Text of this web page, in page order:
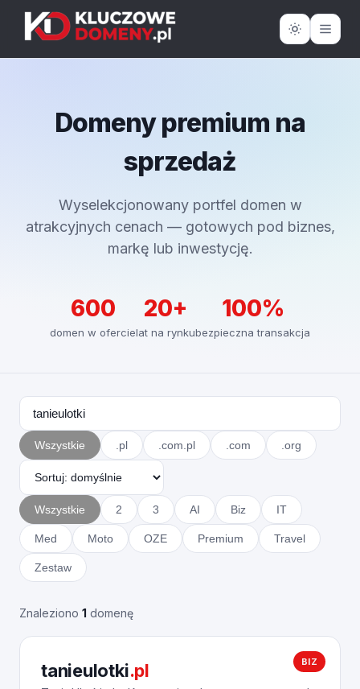
Domeny premium na
sprzedaż
Wyselekcjonowany portfel domen w
atrakcyjnych cenach — gotowych pod biznes,
markę lub inwestycję.
600
domen w ofercie
20+
lat na rynku
100%
bezpieczna transakcja
Wszystkie .pl .com.pl .com .org
Wszystkie 2 3 AI Biz IT
Med Moto OZE Premium Travel
Zestaw
Znaleziono 1 domenę
BIZ
tanieulotki.pl